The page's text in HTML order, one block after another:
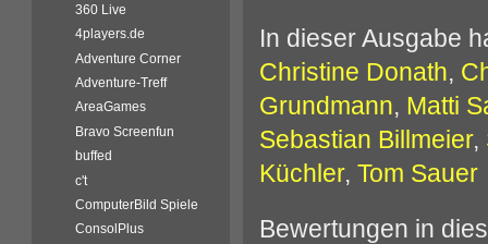
In dieser Ausgabe
Christine Donath,
Grundmann, Matti
Sebastian Billmeier,
Küchler, Tom Sauer
Bewertungen in
360 Live
4players.de
Adventure Corner
Adventure-Treff
AreaGames
Bravo Screenfun
buffed
c't
ComputerBild Spiele
ConsolPlus